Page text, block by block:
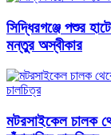
সিদ্ধিরগঞ্জে পশুর
মন্তুর অস্বীকার
মটরসাইকেল চালক